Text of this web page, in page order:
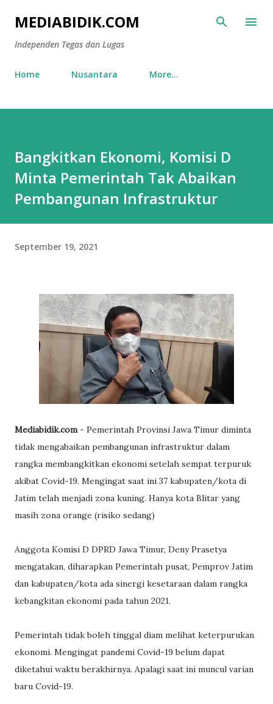
Skip to main content
MEDIABIDIK.COM
Independen Tegas dan Lugas
Home Nusantara More…
Bangkitkan Ekonomi, Komisi D
Minta Pemerintah Tak Abaikan
Pembangunan Infrastruktur
September 19, 2021
Mediabidik.com- Pemerintah Provinsi Jawa Timur diminta
tidak mengabaikan pembangunan infrastruktur dalam
rangka membangkitkan ekonomi setelah sempat terpuruk
akibat Covid-19. Mengingat saat ini 37 kabupaten/kota di
Jatim telah menjadi zona kuning. Hanya kota Blitar yang
masih zona orange (risiko sedang)
Anggota Komisi D DPRD Jawa Timur, Deny Prasetya
mengatakan, diharapkan Pemerintah pusat, Pemprov Jatim
dan kabupaten/kota ada sinergi kesetaraan dalam rangka
kebangkitan ekonomi pada tahun 2021.
Pemerintah tidak boleh tinggal diam melihat keterpurukan
ekonomi. Mengingat pandemi Covid-19 belum dapat
diketahui waktu berakhirnya. Apalagi saat ini muncul varian
baru Covid-19.